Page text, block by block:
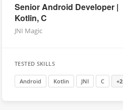
Senior Android Developer |
Kotlin, C
JNI Magic
TESTED SKILLS
Android Kotlin JNI C +2